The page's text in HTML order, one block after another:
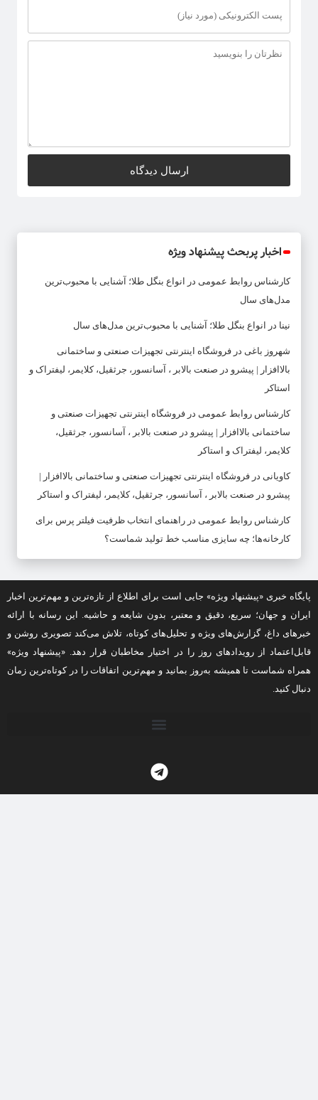
اخبار پربحث پیشنهاد ویژه
کارشناس روابط عمومی در
انواع بنگل طلا؛ آشنایی با محبوب‌ترین
مدل‌های سال
نینا در انواع بنگل طلا؛ آشنایی با محبوب‌ترین مدل‌های سال
شهروز باغی در فروشگاه اینترنتی تجهیزات صنعتی و ساختمانی
بالاافزار | پیشرو در صنعت بالابر ، آسانسور، جرثقیل، کلایمر، لیفتراک و
استاکر
کارشناس روابط عمومی در فروشگاه اینترنتی تجهیزات صنعتی و
ساختمانی بالاافزار | پیشرو در صنعت بالابر ، آسانسور، جرثقیل،
کلایمر، لیفتراک و استاکر
کاویانی در فروشگاه اینترنتی تجهیزات صنعتی و ساختمانی بالاافزار |
پیشرو در صنعت بالابر ، آسانسور، جرثقیل، کلایمر، لیفتراک و استاکر
کارشناس روابط عمومی در راهنمای انتخاب ظرفیت فیلتر پرس برای
کارخانه‌ها؛ چه سایزی مناسب خط تولید شماست؟
پایگاه خبری «پیشنهاد ویژه» جایی است برای اطلاع از تازه‌ترین و مهم‌ترین اخبار
ایران و جهان؛ سریع، دقیق و معتبر، بدون شایعه و حاشیه. این رسانه با ارائه
خبرهای داغ، گزارش‌های ویژه و تحلیل‌های کوتاه، تلاش می‌کند تصویری روشن و
قابل‌اعتماد از رویدادهای روز را در اختیار مخاطبان قرار دهد. «پیشنهاد ویژه»
همراه شماست تا همیشه به‌روز بمانید و مهم‌ترین اتفاقات را در کوتاه‌ترین زمان
دنبال کنید.